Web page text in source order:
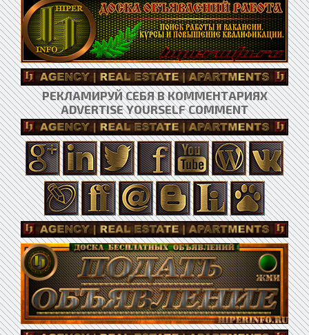
РЕКЛАМИРУЙ СЕБЯ В КОММЕНТАРИЯХ
ADVERTISE YOURSELF COMMENT